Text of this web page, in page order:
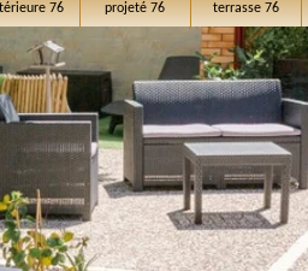
76
projeté 76
terrasse 76